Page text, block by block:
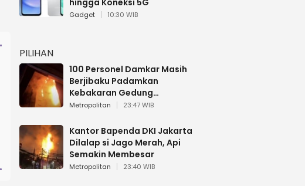
hingga Koneksi 5G
Gadget 10:30 WIB
PILIHAN
100 Personel Damkar Masih
Berjibaku Padamkan
Kebakaran Gedung
Bapenda DKI
Metropolitan 23:47 WIB
Kantor Bapenda DKI Jakarta
Dilalap si Jago Merah, Api
Semakin Membesar
Metropolitan 23:40 WIB